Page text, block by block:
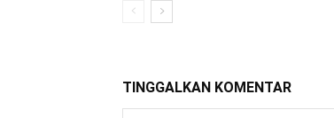
TINGGALKAN KOMENTAR